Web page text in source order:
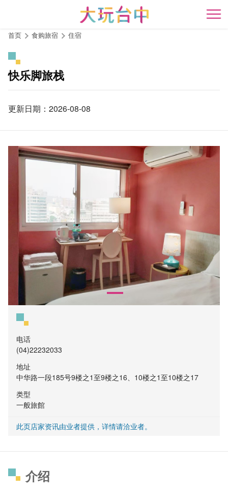
开
首页 食购旅宿 住宿
快乐脚旅栈
更新日期：2026-08-08
电话
(04)22232033
地址
中华路一段185号9楼之1至9楼之16、10楼之1至10楼之17
类型
一般旅館
此页店家资讯由业者提供，详情请洽业者。
介绍